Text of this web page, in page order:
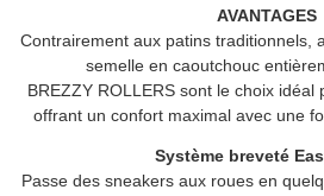
AVANTAGES
Contrairement aux patins traditionnels,
semelle en caoutchouc
BREZZY ROLLERS sont le choix idéal
offrant un confort maximal avec une
Système breveté
Passe des sneakers aux roues en